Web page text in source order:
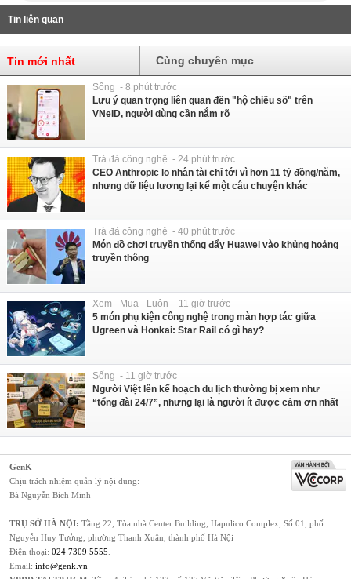
Tin liên quan
Tin mới nhất Cùng chuyên mục
Sống - 8 phút trước
Lưu ý quan trọng liên quan đến "hộ chiếu số" trên
VNeID, người dùng cần nắm rõ
Trà đá công nghệ - 24 phút trước
CEO Anthropic lo nhân tài chỉ tới vì hơn 11 tỷ đồng/năm,
nhưng dữ liệu lương lại kể một câu chuyện khác
Trà đá công nghệ - 40 phút trước
Món đồ chơi truyền thống đẩy Huawei vào khủng hoảng
truyền thông
Xem - Mua - Luôn - 11 giờ trước
5 món phụ kiện công nghệ trong màn hợp tác giữa
Ugreen và Honkai: Star Rail có gì hay?
Sống - 11 giờ trước
Người Việt lên kế hoạch du lịch thường bị xem như
“tổng đài 24/7”, nhưng lại là người ít được cảm ơn nhất
GenK
Chịu trách nhiệm quản lý nội dung:
Bà Nguyễn Bích Minh
TRỤ SỞ HÀ NỘI: Tầng 22, Tòa nhà Center Building, Hapulico Complex, Số 01, phố
Nguyễn Huy Tưởng, phường Thanh Xuân, thành phố Hà Nội
Điện thoại: 024 7309 5555
Email: info@genk.vn